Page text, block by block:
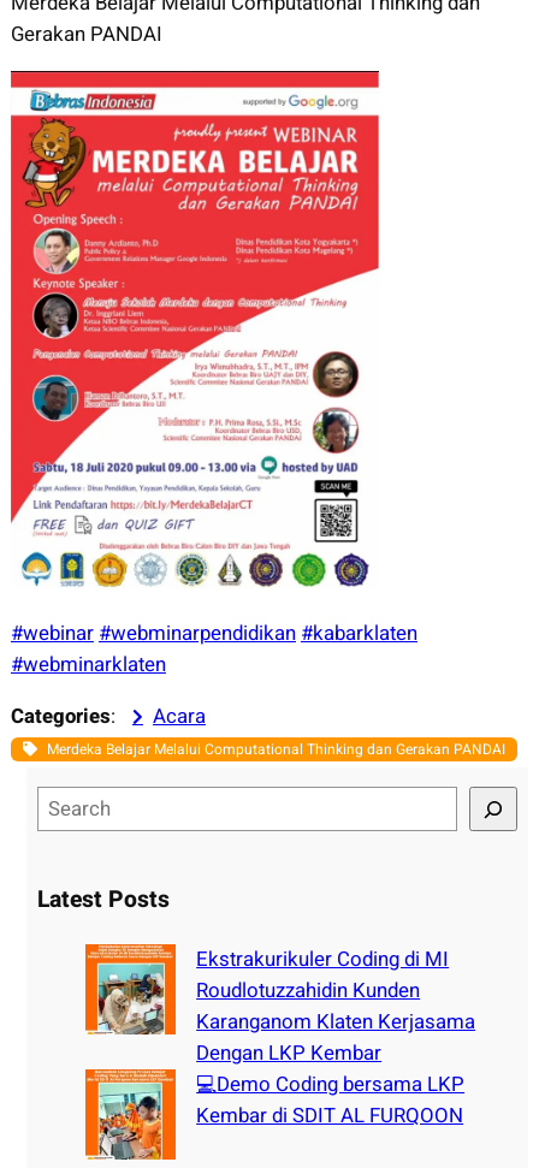
Gerakan PANDAI
#webinar#webminarpendidikan#kabarklaten
#webminarklaten
Categories: Acara
Merdeka Belajar Melalui Computational Thinking dan Gerakan PANDAI
e
rLatest Posts
Ekstrakurikuler Coding di MI
Roudlotuzzahidin Kunden
Karanganom Klaten Kerjasama
Dengan LKP Kembar
💻Demo Coding bersama LKP
Kembar di SDIT AL FURQOON